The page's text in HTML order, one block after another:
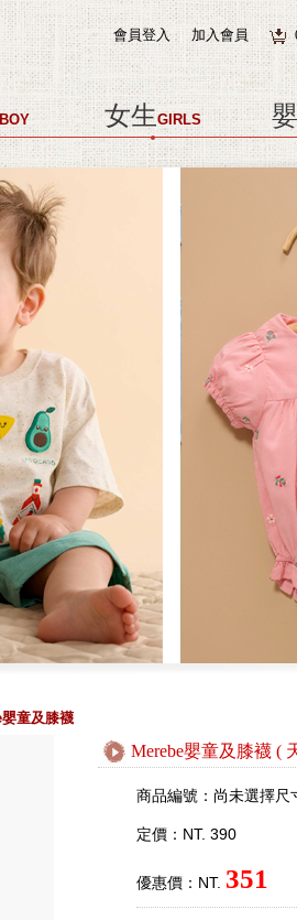
會員登入 加入會員
BOY 女生GIRLS
童及膝襪
Merebe嬰童及膝襪 (
商品編號： 尚未選擇尺
定價：NT. 390
優惠價：NT. 351